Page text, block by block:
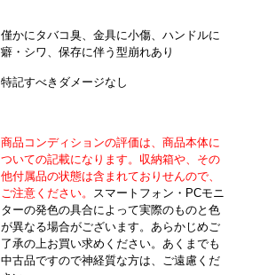
僅かにタバコ臭、金具に小傷、ハンドルに
癖・シワ、保存に伴う型崩れあり
特記すべきダメージなし
商品コンディションの評価は、商品本体に
ついての記載になります。収納箱や、その
他付属品の状態は含まれておりせんので、
ご注意ください。 スマートフォン・PCモニ
ターの発色の具合によって実際のものと色
が異なる場合がございます。あらかじめご
了承の上お買い求めください。あくまでも
中古品ですので神経質な方は、ご遠慮くだ